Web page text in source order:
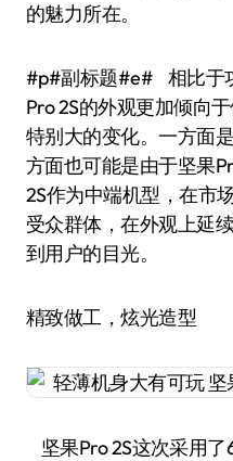
的魅力所在。
#p#副标题#e# 相比于
Pro 2S的外观更加倾向
特别大的变化。一方面
方面也可能是由于坚果
2S作为中端机型，在市
受众群体，在外观上延
到用户的目光。
精致做工，炫光造型
坚果Pro 2S这次采用了